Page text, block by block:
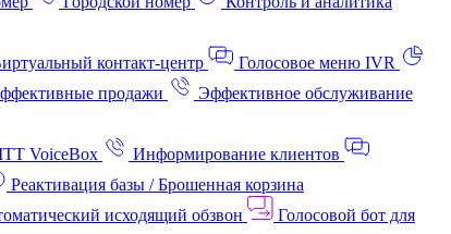
контакт‑центр
Голосовое меню IVR
продажи
Эффективное обслуживание
VoiceBox
Информирование клиентов
Реактивация базы / Брошенная корзина
исходящий обзвон
Голосовой бот для